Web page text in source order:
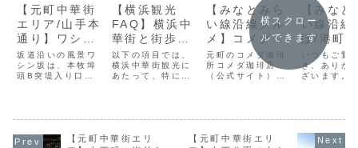
【元町中華街
エリア/山手本
通り】ワシン
坂（本牧エリ
ア-山手エリア
間）
坂道沿いの風景ワ
シン坂は、本牧埠
頭B突堤入り口付
ぐ近くにある小港
【横浜観光
FAQ】横浜中
華街と街歩き
プラン（食べ
歩き、お土産
選び、etc）
以下の項目では、
横浜中華街観光に
あたって、特に、
た。プランの一助
【みなとみら
い線沿線グル
メ】コメダ珈
琲 横浜元町店
（元町商店街
内）
元町のコメダ珈琲
所コメダ珈琲店
（公式サイト）の
のもあります）、
【みな
い線沿線
ぽ/港町
常】緊急
宣言下の
中華街と
いつもご覧
き、ありが
ざいます。
「リマスタ
横スクロー
ルできます
【元町中華街エリ
【元町中華街エリ